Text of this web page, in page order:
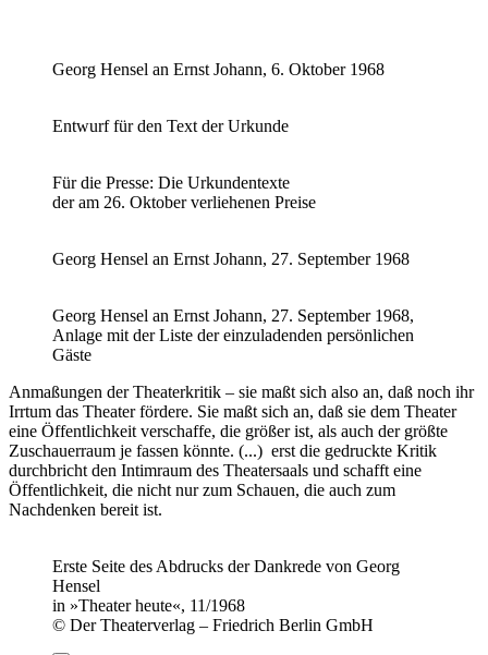
Georg Hensel an Ernst Johann, 6. Oktober 1968
Entwurf für den Text der Urkunde
Für die Presse: Die Urkundentexte
der am 26. Oktober verliehenen Preise
Georg Hensel an Ernst Johann, 27. September 1968
Georg Hensel an Ernst Johann, 27. September 1968,
Anlage mit der Liste der einzuladenden persönlichen
Gäste
Anmaßungen der Theaterkritik – sie maßt sich also an, daß noch ihr
Irrtum das Theater fördere. Sie maßt sich an, daß sie dem Theater
eine Öffentlichkeit ver­schaffe, die größer ist, als auch der größte
Zuschauerraum je fassen könnte. (...) erst die gedruckte Kritik
durchbricht den Intimraum des Thea­tersaals und schafft eine
Öffentlichkeit, die nicht nur zum Schauen, die auch zum
Nachdenken bereit ist.
Erste Seite des Abdrucks der Dankrede von Georg
Hensel
in »Theater heute«, 11/1968
© Der Theaterverlag – Friedrich Berlin GmbH